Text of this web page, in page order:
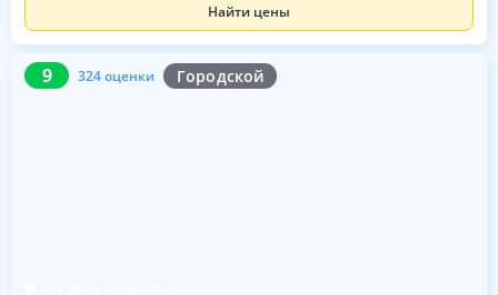
Найти цены
9 324 оценки Городской
9 324 оценки